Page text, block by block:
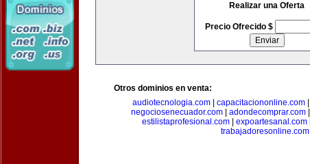
Realizar una Oferta
Precio Ofrecido $
Otros dominios en venta:
audiotecnologia.com
capacitaciononline.com
negociosenecuador.com| adondecomprar.com|
estilistaprofesional.com
expoartesanal.com
trabajadoresonline.com|